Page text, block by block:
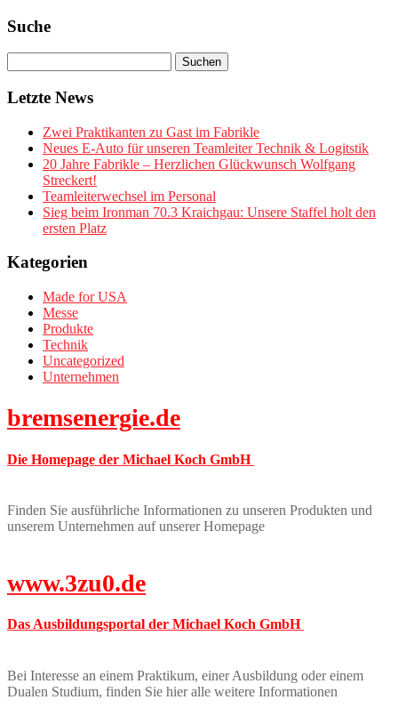
Suche
Letzte News
Zwei Praktikanten zu Gast im Fabrikle
Neues E-Auto für unseren Teamleiter Technik & Logitstik
20 Jahre Fabrikle – Herzlichen Glückwunsch Wolfgang
Streckert!
Teamleiterwechsel im Personal
Sieg beim Ironman 70.3 Kraichgau: Unsere Staffel holt den
ersten Platz
Kategorien
Made for USA
Messe
Produkte
Technik
Uncategorized
Unternehmen
bremsenergie.de
Die Homepage der Michael Koch GmbH
Finden Sie ausführliche Informationen zu unseren Produkten und
unserem Unternehmen auf unserer Homepage
www.3zu0.de
Das Ausbildungsportal der Michael Koch GmbH
Bei Interesse an einem Praktikum, einer Ausbildung oder einem
Dualen Studium, finden Sie hier alle weitere Informationen